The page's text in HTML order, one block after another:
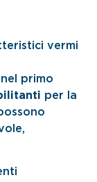
vermi
primo
per la